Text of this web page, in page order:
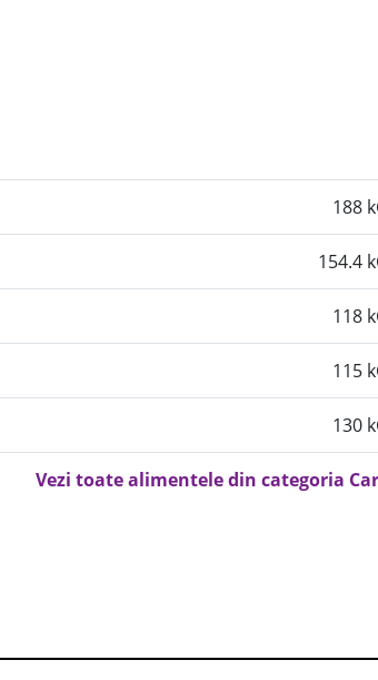
188
154.4
118
115
130
Vezi toate alimentele din categoria